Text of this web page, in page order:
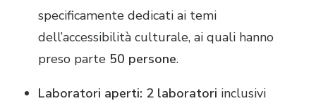
specificamente dedicati ai temi
dell’accessibilità culturale, ai quali hanno
preso parte 50 persone.
Laboratori aperti: 2 laboratori inclusivi